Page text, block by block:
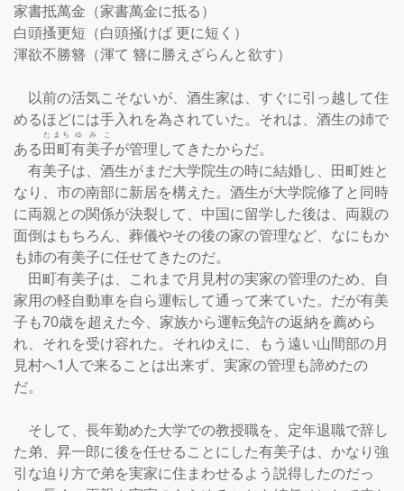
家書抵萬金（家書萬金に抵る）
白頭搔更短（白頭掻けば 更に短く）
渾欲不勝簪（渾て 簪に勝えざらんと欲す）
以前の活気こそないが、酒生家は、すぐに引っ越して住
めるほどには手入れを為されていた。それは、酒生の姉で
ある田町
たまち
有美子
ゆみこ
が管理してきたからだ。
有美子は、酒生がまだ大学院生の時に結婚し、田町姓と
なり、市の南部に新居を構えた。酒生が大学院修了と同時
に両親との関係が決裂して、中国に留学した後は、両親の
面倒はもちろん、葬儀やその後の家の管理など、なにもか
も姉の有美子に任せてきたのだ。
田町有美子は、これまで月見村の実家の管理のため、自
家用の軽自動車を自ら運転して通って来ていた。だが有美
子も70歳を超えた今、家族から運転免許の返納を薦めら
れ、それを受け容れた。それゆえに、もう遠い山間部の月
見村へ1人で来ることは出来ず、実家の管理も諦めたの
だ。
そして、長年勤めた大学での教授職を、定年退職で辞し
た弟、昇一郎に後を任せることにした有美子は、かなり強
引な迫り方で弟を実家に住まわせるよう説得したのだっ